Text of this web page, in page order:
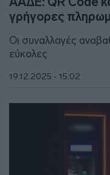
γρήγορες
Οι συναλλαγές
εύκολες
19.12.2025 - 15:02